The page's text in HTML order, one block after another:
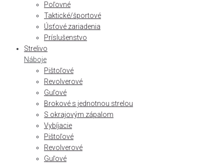
Poľovné
Taktické/športové
Úsťové zariadenia
Príslušenstvo
Strelivo
Náboje
Pištoľové
Revolverové
Guľové
Brokové s jednotnou strelou
S okrajovým zápalom
Vybíjacie
Pištoľové
Revolverové
Guľové